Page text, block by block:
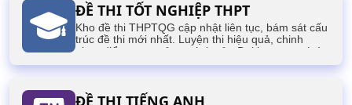
ĐỀ THI TỐT NGHIỆP THPT
Kho đề thi THPTQG cập nhật liên tục, bám sát cấu
trúc đề thi mới nhất. Luyện thi hiệu quả, chinh
phục điểm cao, mở ra cánh cửa Đại học mơ ước!